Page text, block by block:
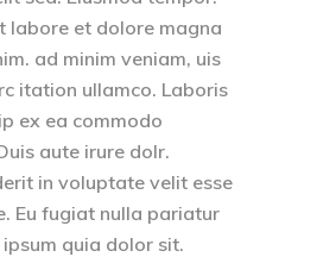
labore et dolore magna
ad minim veniam, uis
itation ullamco. Laboris
ex ea commodo
aute irure dolr.
in voluptate velit esse
Eu fugiat nulla pariatur
quia dolor sit.